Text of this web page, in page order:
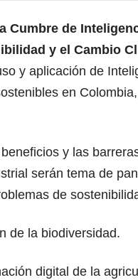
Cumbre de
y el Cambio
y aplicación de
en
y las
serán tema de
de
de la biodiversidad.
digital de la